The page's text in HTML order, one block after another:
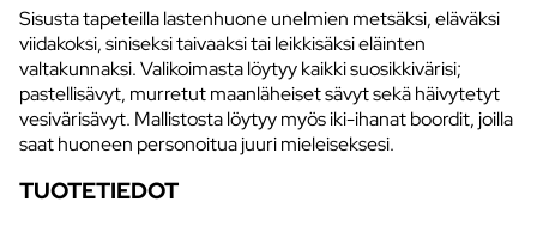
Sisusta tapeteilla lastenhuone unelmien metsäksi, eläväksi
viidakoksi, siniseksi taivaaksi tai leikkisäksi eläinten
valtakunnaksi. Valikoimasta löytyy kaikki suosikkivärisi;
pastellisävyt, murretut maanläheiset sävyt sekä häivytetyt
vesivärisävyt. Mallistosta löytyy myös iki-ihanat boordit, joilla
saat huoneen personoitua juuri mieleiseksesi.
TUOTETIEDOT